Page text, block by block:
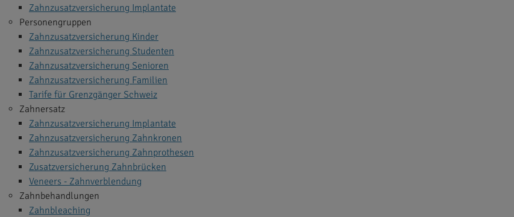
Zahnzusatzversicherung Implantate
Personengruppen
Zahnzusatzversicherung Kinder
Zahnzusatzversicherung Studenten
Zahnzusatzversicherung Senioren
Zahnzusatzversicherung Familien
Tarife für Grenzgänger Schweiz
Zahnersatz
Zahnzusatzversicherung Implantate
Zahnzusatzversicherung Zahnkronen
Zahnzusatzversicherung Zahnprothesen
Zusatzversicherung Zahnbrücken
Veneers - Zahnverblendung
Zahnbehandlungen
Zahnbleaching